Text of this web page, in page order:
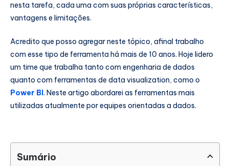
nesta tarefa, cada uma com suas próprias características,
vantagens e limitações.
Acredito que posso agregar neste tópico, afinal trabalho
com esse tipo de ferramenta há mais de 10 anos. Hoje lidero
um time que trabalha tanto com engenharia de dados
quanto com ferramentas de data visualization, como o
Power BI. Neste artigo abordarei as ferramentas mais
utilizadas atualmente por equipes orientadas a dados.
Sumário